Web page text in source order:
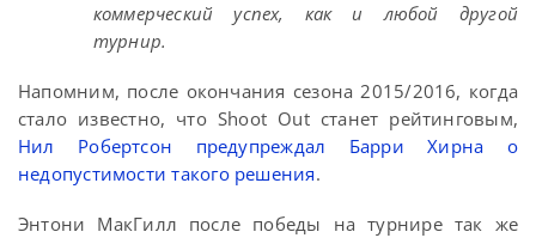
коммерческий успех, как и любой другой
турнир.
Напомним, после окончания сезона 2015/2016, когда
стало известно, что Shoot Out станет рейтинговым,
Нил Робертсон предупреждал Барри Хирна о
недопустимости такого решения.
Энтони МакГилл после победы на турнире так же